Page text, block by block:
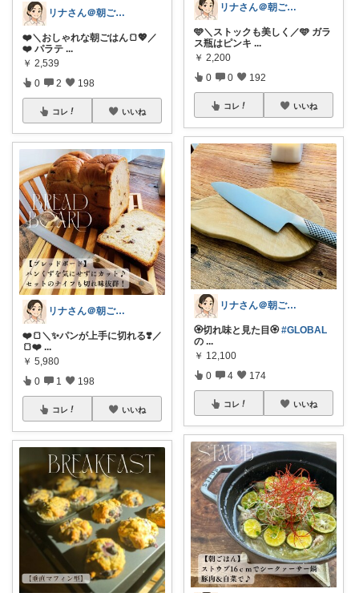
リナさん＠朝ごはん充実life🌿🕊️
❤️＼おしゃれな朝ごはん🍞💖／
❤️ パラテ ...
￥ 2,539
0 2 198
コレ いいね
リナさん＠朝ごはん充実life🌿🕊️
❤️🍞＼✨パンが上手に切れる❣️／
🍞❤️ ...
￥ 5,980
0 1 198
コレ いいね
リナさん＠朝ごはん充実life🌿🕊️
🩵＼ストックも美しく／🩵 ガラ
ス瓶はピンキ ...
￥ 2,200
0 0 192
コレ いいね
リナさん＠朝ごはん充実life🌿🕊️
🏵️切れ味と見た目🏵️#GLOBAL
の ...
￥ 12,100
0 4 174
コレ いいね